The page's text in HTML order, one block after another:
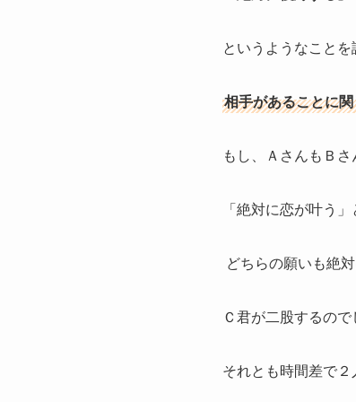
というようなことを
相手があることに
もし、ＡさんもＢ
「絶対に恋が叶う
どちらの願いも絶
Ｃ君が二股するので
それとも時間差で